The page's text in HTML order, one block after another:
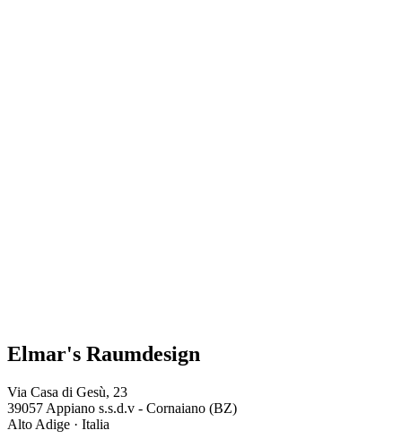
Elmar's Raumdesign
Via Casa di Gesù, 23
39057 Appiano s.s.d.v - Cornaiano (BZ)
Alto Adige · Italia